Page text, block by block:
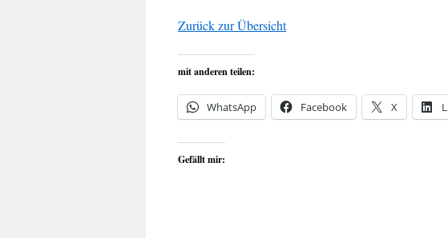
Zurück zur Übersicht
mit anderen teilen:
WhatsApp Facebook X
Gefällt mir: